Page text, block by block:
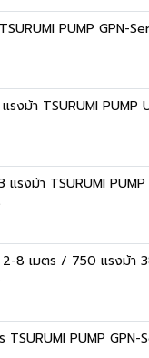
PUMP GPN-
ม้า TSURUMI PUMP
งม้า TSURUMI PUMP
เมตร / 750 แรงม้า
PUMP GPN-